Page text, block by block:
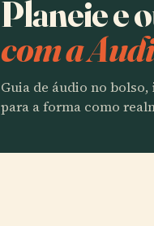
Planeie e
com a
Guia de áudio no
para a forma como